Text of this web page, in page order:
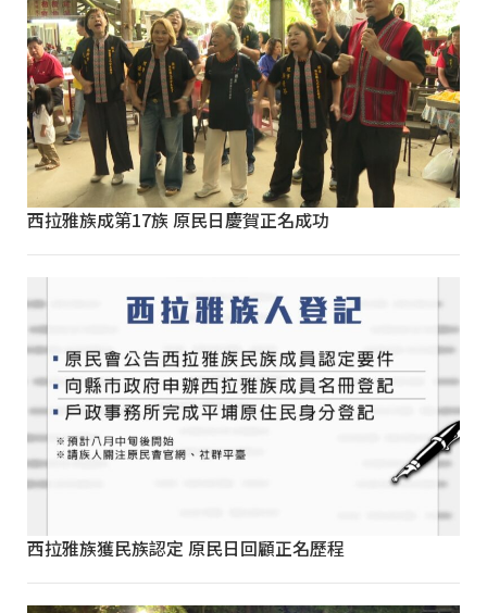
西拉雅族成第17族 原民日慶賀正名成功
西拉雅族獲民族認定 原民日回顧正名歷程